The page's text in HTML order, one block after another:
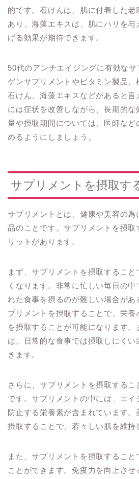
的です。石けんは、肌に付着した
あり、海藻エキスは、肌にハリを与
げる効果が期待できます。
50代のアンチエイジングに有効な
ゲンサプリメントやビタミン製品、
石けん、海藻エキスなどがあると言
には症状を改善しながら、長期的な
量や摂取期間については、医師な
めるようにしましょう。
サプリメントを摂取す
サプリメントとは、健康や美容の為
品のことです。サプリメントを摂取
リットがあります。
まず、サプリメントを摂取するこ
くなります。非常に忙しい毎日の中
れた食事を摂るのが難しい場合があ
プリメントを摂取することで、栄
を摂取することが可能になります。
は、日常的な食事では摂取しにく
きます。
さらに、サプリメントを摂取する
です。サプリメントの中には、エイ
防止する栄養素が含まれています
摂取することで、若々しい肌を維持
また、サプリメントを摂取すること
ことができます。免疫力を向上さ